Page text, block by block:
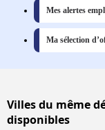
Mes alertes
Ma sélection
Villesdu même
disponibles